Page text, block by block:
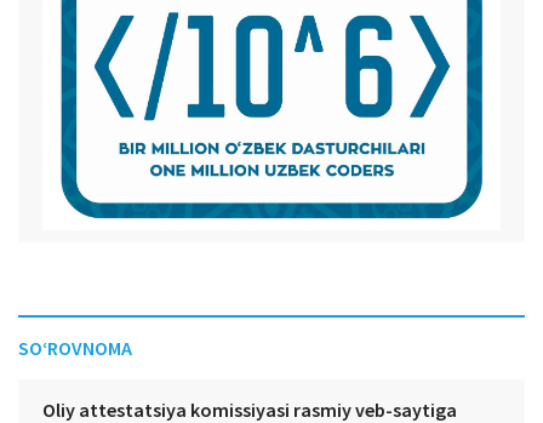
SO‘ROVNOMA
Oliy attestatsiya komissiyasi rasmiy veb-saytiga